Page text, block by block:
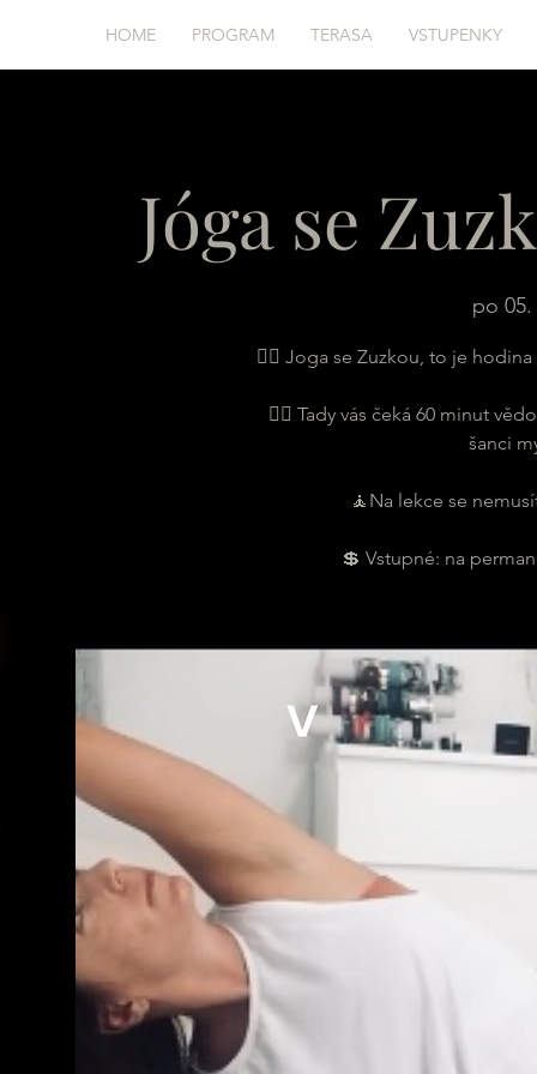
HOME PROGRAM TERASA VSTUPENKY
Jóga se
po 05.
🧘‍♀ Joga se Zuzkou, to je
🤸‍♂ Tady vás čeká 60 minut
šanci
🧘Na lekce se
💲 Vstupné: na